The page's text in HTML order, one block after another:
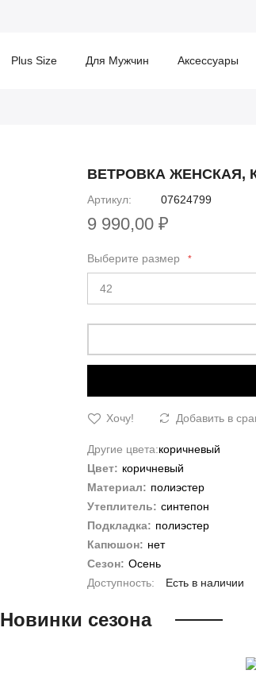
Plus Size Для Мужчин Аксессуары
ВЕТРОВКА ЖЕНСКАЯ,
Артикул 07624799
9 990,00 ₽
Выберите размер
Хочу! Добавить в
Другие цвета:коричневый
Цвет: коричневый
Материал: полиэстер
Утеплитель: синтепон
Подкладка: полиэстер
Капюшон: нет
Сезон: Осень
Есть в наличии
Новинки сезона